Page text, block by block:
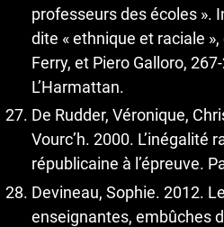
professeurs des écoles ».
dite « ethnique et raciale
Ferry, et Piero Galloro,
L’Harmattan.
De Rudder, Véronique,
Vourc’h. 2000. L’inégalité
républicaine à l’épreuve.
Devineau, Sophie. 2012.
enseignantes, embûches